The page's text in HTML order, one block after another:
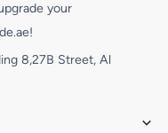
your
8,27B Street, Al